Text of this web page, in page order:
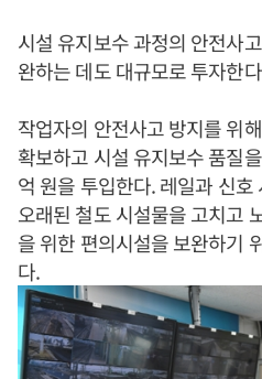
시설 유지보수 과정의 안전사
완하는 데도 대규모로 투자한
작업자의 안전사고 방지를 위
확보하고 시설 유지보수 품질
억 원을 투입한다. 레일과 신
오래된 철도 시설물을 고치고
을 위한 편의시설을 보완하기
다.